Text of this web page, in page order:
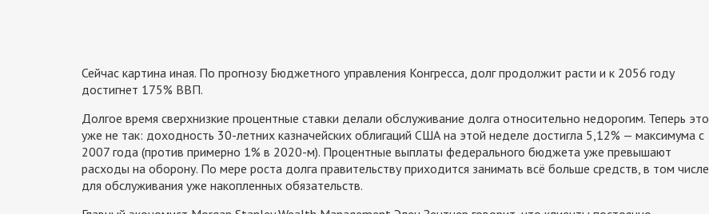
Сейчас картина иная. По прогнозу Бюджетного управления Конгресса, долг продолжит расти и к 2056 году
достигнет 175% ВВП.
Долгое время сверхнизкие процентные ставки делали обслуживание долга относительно недорогим. Теперь это
уже не так: доходность 30-летних казначейских облигаций США на этой неделе достигла 5,12% — максимума с
2007 года (против примерно 1% в 2020-м). Процентные выплаты федерального бюджета уже превышают
расходы на оборону. По мере роста долга правительству приходится занимать всё больше средств, в том числе
для обслуживания уже накопленных обязательств.